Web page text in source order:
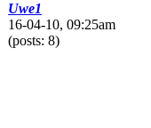
Uwe1
16-04-10, 09:25am
(posts: 8)